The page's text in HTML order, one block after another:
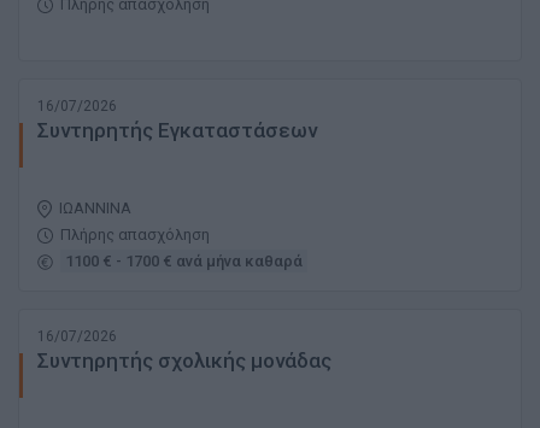
Πλήρης απασχόληση
16/07/2026
Συντηρητής Εγκαταστάσεων
ΙΩΑΝΝΙΝΑ
Πλήρης απασχόληση
1100 € - 1700 € ανά μήνα καθαρά
16/07/2026
Συντηρητής σχολικής μονάδας